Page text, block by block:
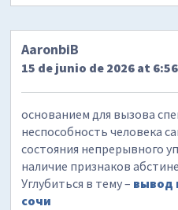
AaronbiB
15 de junio de 2026 at 6:56
основанием для вызова
неспособность человека
состояния непрерывного
наличие признаков
Углубиться в тему – вывод
сочи